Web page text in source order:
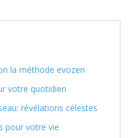
la méthode evozen
votre quotidien
révélations célestes
pour votre vie